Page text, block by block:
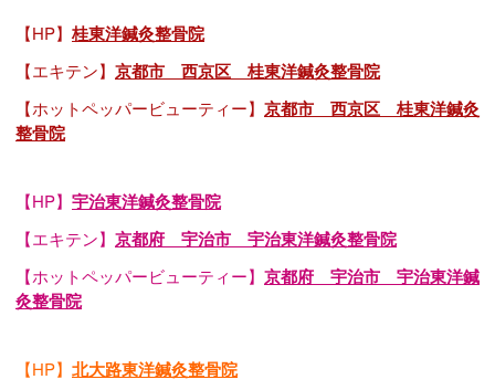
【HP】 桂東洋鍼灸整骨院
【エキテン】 京都市 西京区 桂東洋鍼灸整骨院
【ホットペッパービューティー】 京都市 西京区 桂東洋鍼灸
整骨院
【HP】 宇治東洋鍼灸整骨院
【エキテン】 京都府 宇治市 宇治東洋鍼灸整骨院
【ホットペッパービューティー】 京都府 宇治市 宇治東洋鍼
灸整骨院
【HP】 北大路東洋鍼灸整骨院